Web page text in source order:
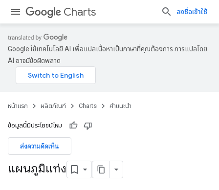
Charts ลงชื่อเข้าใช้
Google ใช้เทคโนโลยี AI เพื่อแปลเนื้อหาเป็นภาษาที่คุณต้องการ การแปลโดย
AI อาจมีข้อผิดพลาด
หน้าแรก ผลิตภัณฑ์ Charts คำแนะนำ
ข้อมูลนี้มีประโยชน์ไหม
ส่งความคิดเห็น
แผนภูมิแท่ง